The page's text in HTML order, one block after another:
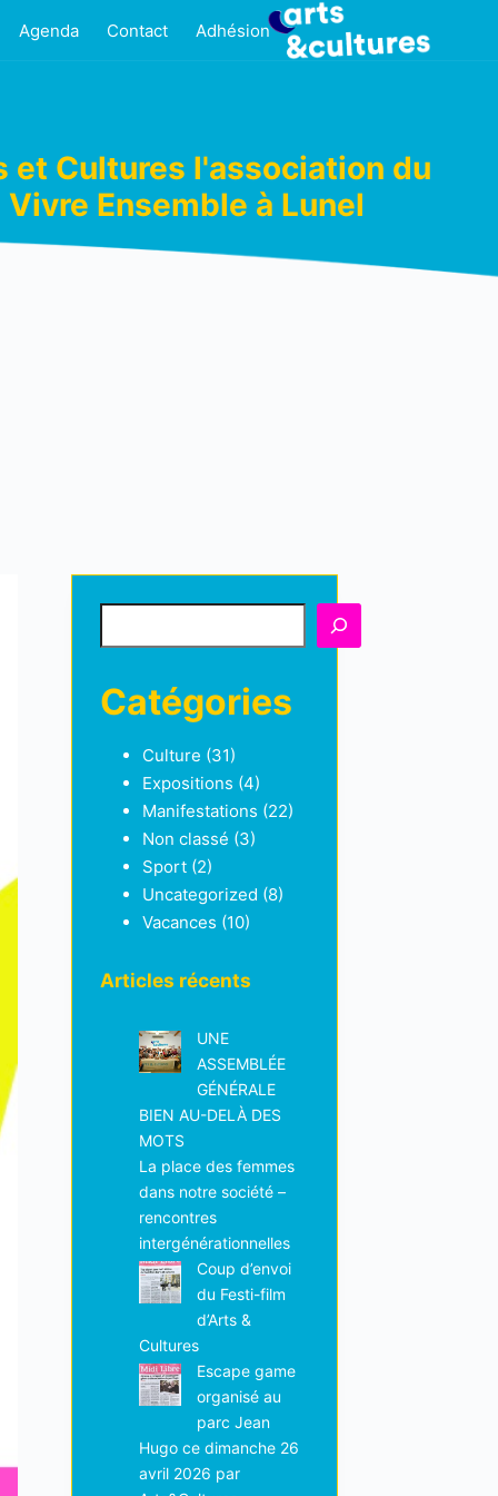
Agenda Contact Adhésion
et Cultures l'association du
Vivre Ensemble à Lunel
Catégories
Culture (31)
Expositions (4)
Manifestations (22)
Non classé (3)
Sport(2)
Uncategorized (8)
Vacances (10)
Articles récents
UNE
ASSEMBLÉE
GÉNÉRALE
BIEN AU-DELÀ DES
MOTS
La place des femmes
dans notre société –
rencontres
intergénérationnelles
Coup d’envoi
du Festi-film
d’Arts &
Cultures
Escape game
organisé au
parc Jean
Hugo ce dimanche 26
avril 2026 par